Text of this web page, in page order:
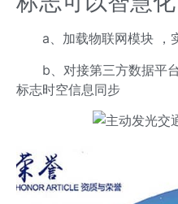
a、加载物联网模块 ，
b、对接第三方数据平台
标志时空信息同步